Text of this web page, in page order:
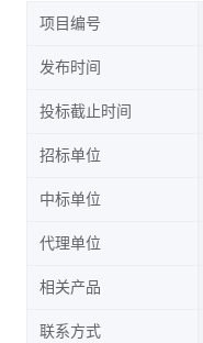
项目编号
发布时间
投标截止时间
招标单位
中标单位
代理单位
相关产品
联系方式